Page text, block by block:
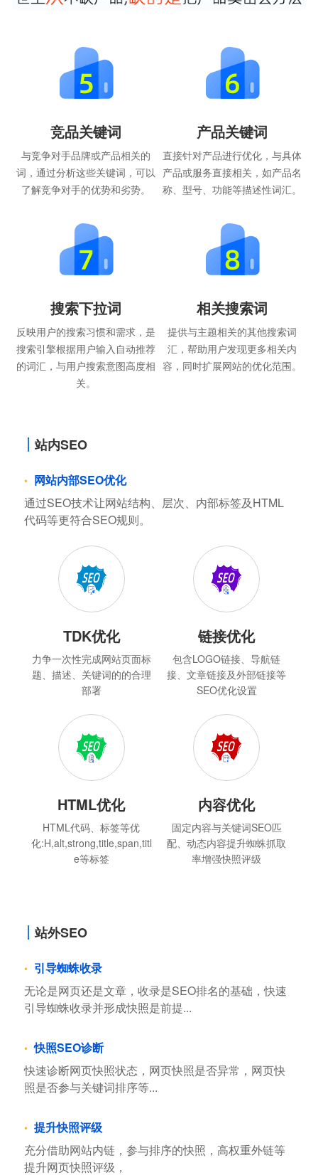
竞品关键词
与竞争对手品牌或产品相关的
词，通过分析这些关键词，可以
了解竞争对手的优势和劣势。
产品关键词
直接针对产品进行优化，与具体
产品或服务直接相关，如产品名
称、型号、功能等描述性词汇。
搜索下拉词
反映用户的搜索习惯和需求，是
搜索引擎根据用户输入自动推荐
的词汇，与用户搜索意图高度相
关。
相关搜索词
提供与主题相关的其他搜索词
汇，帮助用户发现更多相关内
容，同时扩展网站的优化范围。
站内SEO
网站内部SEO优化
通过SEO技术让网站结构、层次、内部标签及HTML
代码等更符合SEO规则。
TDK优化
力争一次性完成网站页面标
题、描述、关键词的的合理
部署
链接优化
包含LOGO链接、导航链
接、文章链接及外部链接等
SEO优化设置
HTML优化
HTML代码、标签等优
化:H,alt,strong,title,span,titl
e等标签
内容优化
固定内容与关键词SEO匹
配、动态内容提升蜘蛛抓取
率增强快照评级
站外SEO
引导蜘蛛收录
无论是网页还是文章，收录是SEO排名的基础，快速
引导蜘蛛收录并形成快照是前提...
快照SEO诊断
快速诊断网页快照状态，网页快照是否异常，网页快
照是否参与关键词排序等...
提升快照评级
充分借助网站内链，参与排序的快照，高权重外链等
提升网页快照评级，